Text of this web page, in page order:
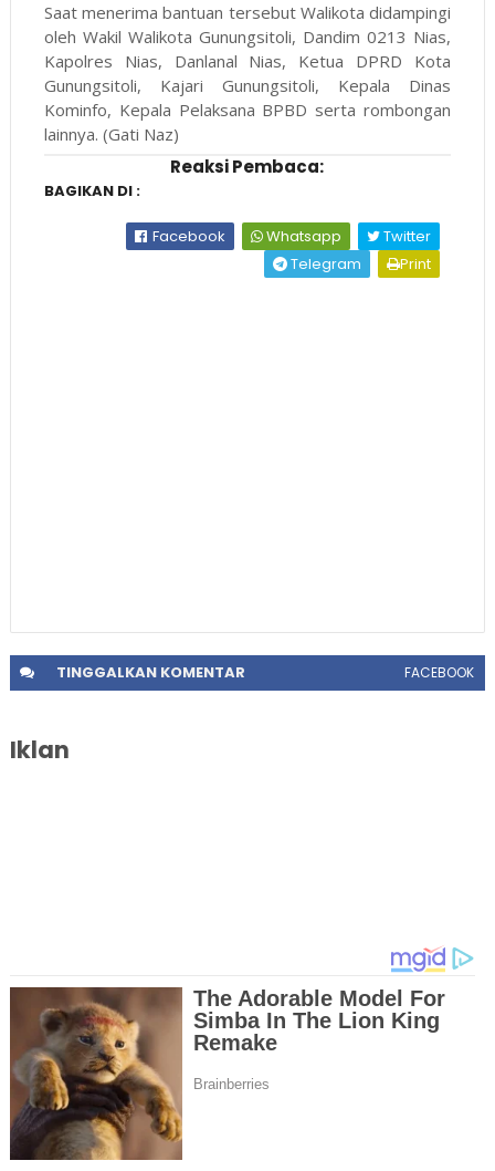
Saat menerima bantuan tersebut Walikota didampingi
oleh Wakil Walikota Gunungsitoli, Dandim 0213 Nias,
Kapolres Nias, Danlanal Nias, Ketua DPRD Kota
Gunungsitoli, Kajari Gunungsitoli, Kepala Dinas
Kominfo, Kepala Pelaksana BPBD serta rombongan
lainnya. (Gati Naz)
Reaksi Pembaca:
BAGIKAN DI :
Facebook Whatsapp
Twitter
Telegram
Print
TINGGALKANKOMENTAR FACEBOOK
Iklan